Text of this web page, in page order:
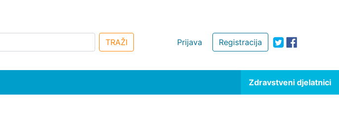
Registracija
Prijava
TRAŽI
Zdravstveni djelatnici